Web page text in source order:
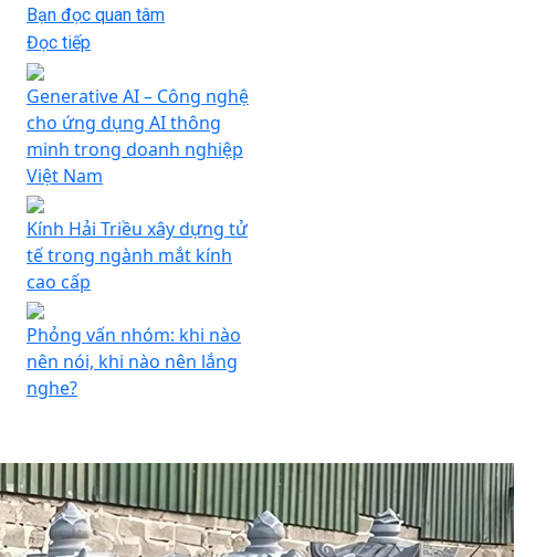
Bạn đọc quan tâm
Đọc tiếp
Generative AI – Công nghệ
cho ứng dụng AI thông
minh trong doanh nghiệp
Việt Nam
Kính Hải Triều xây dựng tử
tế trong ngành mắt kính
cao cấp
Phỏng vấn nhóm: khi nào
nên nói, khi nào nên lắng
nghe?